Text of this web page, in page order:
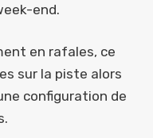
end.
en rafales, ce
sur la piste alors
configuration de